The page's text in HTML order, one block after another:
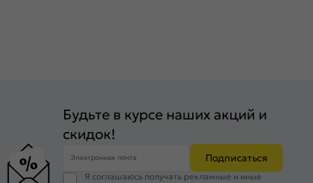
Будьте в курсе наших акций и
скидок!
Электронная почта Подписаться
Я соглашаюсь получать рекламные и иные